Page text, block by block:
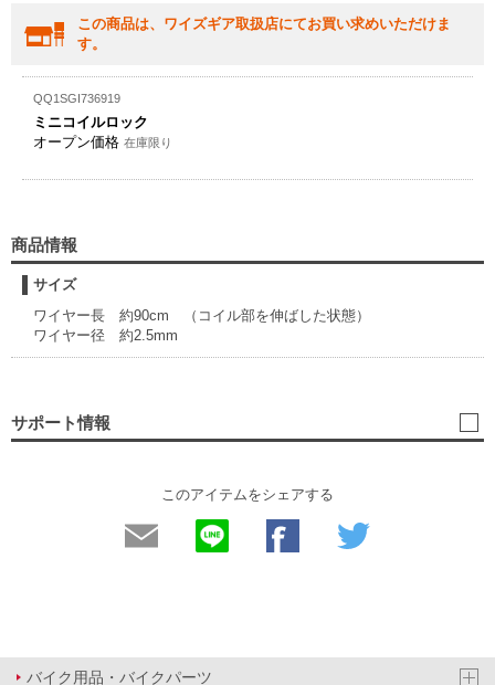
この商品は、ワイズギア取扱店にてお買い求めいただけま
す。
QQ1SGI736919
ミニコイルロック
オープン価格 在庫限り
商品情報
サイズ
ワイヤー長 約90cm （コイル部を伸ばした状態）
ワイヤー径 約2.5mm
サポート情報
このアイテムをシェアする
バイク用品・バイクパーツ